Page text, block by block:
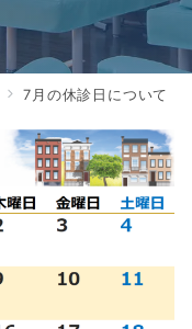
7月の休診日について